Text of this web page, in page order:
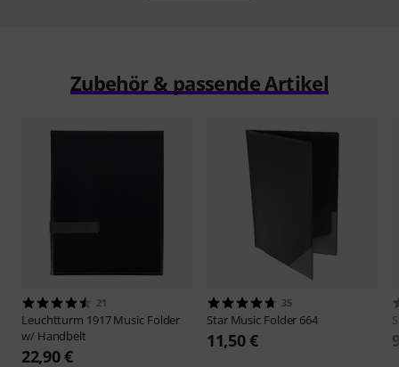
Zubehör & passende Artikel
21
Leuchtturm 1917Music Folder
w/ Handbelt
22,90 €
35
Star Music Folder 664
11,50 €